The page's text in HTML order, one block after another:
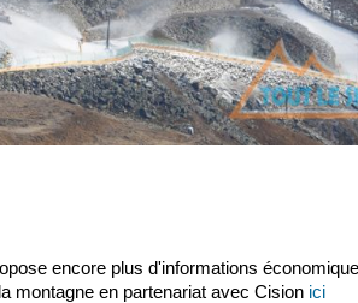
encore plus d'informations
montagne en partenariat avec Cision ici